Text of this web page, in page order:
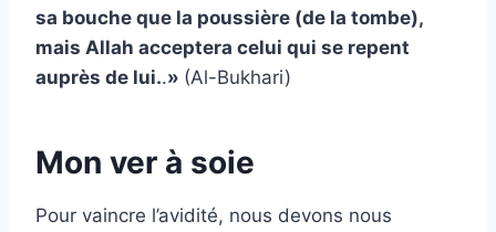
sa bouche que la poussière (de la tombe),
mais Allah acceptera celui qui se repent
auprès de lui..» (Al-Bukhari)
Mon ver à soie
Pour vaincre l’avidité, nous devons nous